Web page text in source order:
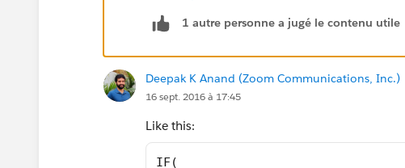
1 autre personne a jugé le contenu utile
Deepak K Anand (‎‎‎‎‎‎Zoom Communications, Inc.)
16 sept. 2016 à 17:45
Like this:
IF(